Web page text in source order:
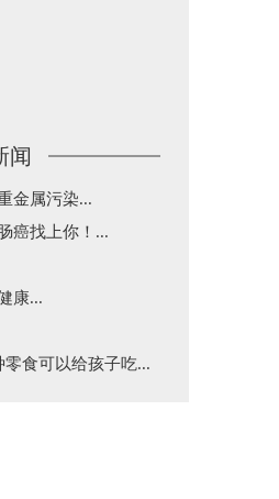
闻
金属污染...
癌找上你！...
康...
食可以给孩子吃...